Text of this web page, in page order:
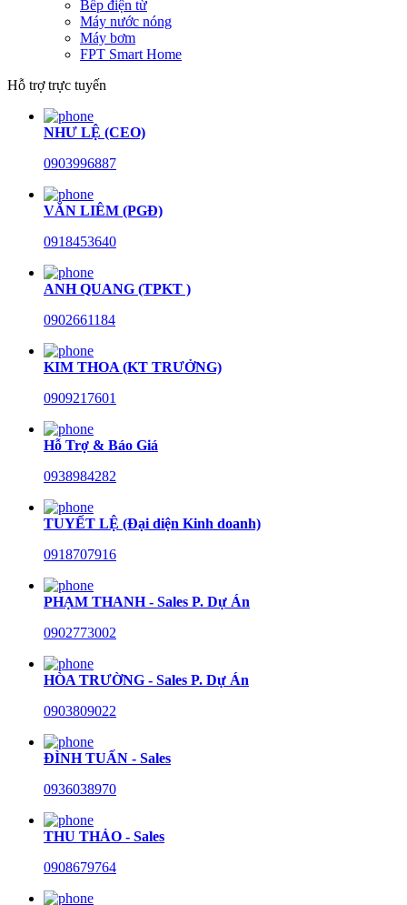
Bếp điện từ
Máy nước nóng
Máy bơm
FPT Smart Home
Hỗ trợ trực tuyến
NHƯ LỆ (CEO)
0903996887
VĂN LIÊM (PGĐ)
0918453640
ANH QUANG (TPKT )
0902661184
KIM THOA (KT TRƯỞNG)
0909217601
Hỗ Trợ & Báo Giá
0938984282
TUYẾT LỆ (Đại diện Kinh doanh)
0918707916
PHẠM THANH - Sales P. Dự Án
0902773002
HÒA TRƯỜNG - Sales P. Dự Án
0903809022
ĐÌNH TUẤN - Sales
0936038970
THU THẢO - Sales
0908679764